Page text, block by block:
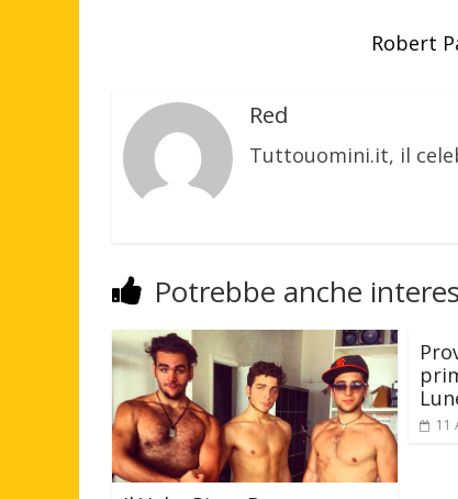
Robert
Red
Tuttouomini.it, il
Potrebbe anche
11